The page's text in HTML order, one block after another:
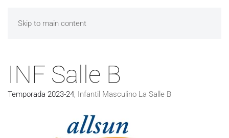
Skip to main content
INF Salle B
Temporada 2023-24, Infantil Masculino La Salle B